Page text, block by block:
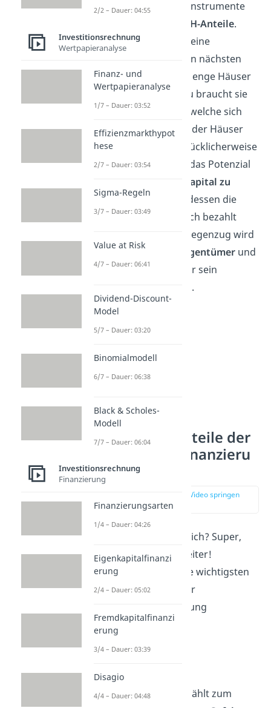
wären Finanzierungsinstrumente
GmbH-Anteile.
Nehmen wir an, dass eine
Fertighausfirma in den nächsten
Monaten noch jede Menge Häuser
bauen möchte. Hierzu braucht sie
weitere Mitarbeiter
, welche sich
um die Fertigstellung der Häuser
kümmern können. Glücklicherweise
erkennt einInvestor
das Potenzial
Kapital zu
Verfügung, mit Hilfe dessen die
neuen Mitarbeiter auch bezahlt
werden können. Im Gegenzug wird
er zum Beispiel
Miteigentümer und
erhält eineRendite
für sein
eingebrachtes Kapital.
Vor- und Nachteile der
Eigenkapitalfinanzieru
ng
zur Stelle im Video springen
(02:25)
Soweit alles verständlich? Super,
dann geht’s direkt weiter!
Wir haben für dich die wichtigsten
Vor- und Nachteile der
Eigenkapitalfinanzierung
zusammengestellt.
Zu den Vorteilen zählt zum
2/2 – Dauer: 04:55
Investitionsrechnung
Wertpapieranalyse
Finanz- und
Wertpapieranalyse
1/7 – Dauer: 03:52
Effizienzmarkthypot
hese
2/7 – Dauer: 03:54
Sigma-Regeln
3/7 – Dauer: 03:49
Value at Risk
4/7 – Dauer: 06:41
Dividend-Discount-
Model
5/7 – Dauer: 03:20
Binomialmodell
6/7 – Dauer: 06:38
Black & Scholes-
Modell
7/7 – Dauer: 06:04
Investitionsrechnung
Finanzierung
Finanzierungsarten
1/4 – Dauer: 04:26
Eigenkapitalfinanzi
erung
2/4 – Dauer: 05:02
Fremdkapitalfinanzi
erung
3/4 – Dauer: 03:39
Disagio
4/4 – Dauer: 04:48